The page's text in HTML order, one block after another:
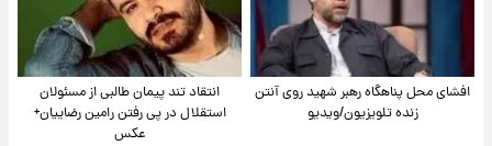
افشای محل پناهگاه‌ رهبر شهید روی آنتن
زنده تلویزیون/ویدیو
انتقاد تند پیمان طالبی از مسئولان
استقلال در پی رفتن رامین رضاییان+
عکس